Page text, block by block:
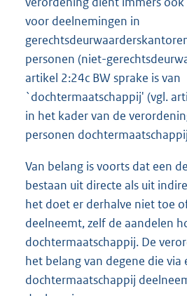
voor deelnemingen in
personen (niet-gerechtsdeur
artikel 2:24c BW sprake is van
`dochtermaatschappij' (vgl.
in het kader van de
personen
Van belang is voorts dat een
bestaan uit directe als uit
het doet er derhalve niet toe
deelneemt, zelf de aandelen
dochtermaatschappij. De
het belang van degene die via
dochtermaatschappij